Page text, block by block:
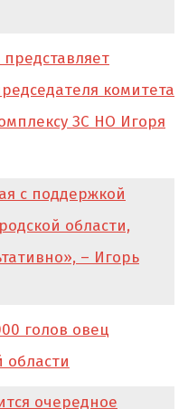
комитета
ЗС НО Игоря
с поддержкой
области,
– Игорь
голов овец
области
очередное